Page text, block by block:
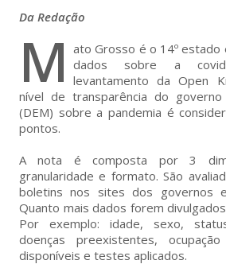
Da Redação
M ato Grosso é o 14º estado
dados sobre a
levantamento da Open
nível de transparência do
(DEM) sobre a pandemia é
pontos.
A nota é composta por 3
granularidade e formato. São
boletins nos sites dos governos
Quanto mais dados forem
Por exemplo: idade, sexo,
doenças preexistentes,
disponíveis e testes aplicados.